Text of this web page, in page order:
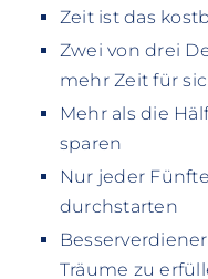
Zeit ist das
Zwei von drei
mehr Zeit für
Mehr als die
sparen
Nur jeder
durchstarten
Träume zu